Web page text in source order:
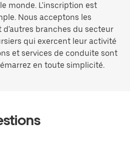
monde. L'inscription est
Nous acceptons les
d'autres branches du secteur
qui exercent leur activité
et services de conduite sont
en toute simplicité.